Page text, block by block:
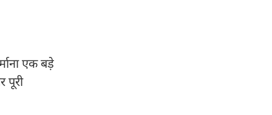
एक बड़े
पूरी